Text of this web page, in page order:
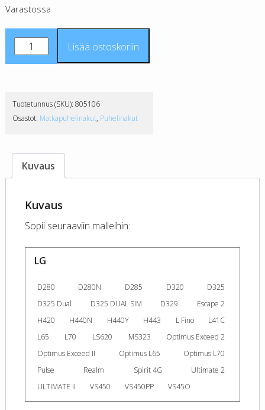
Varastossa
BL-
CS
määrä
Lisää ostoskoriin
Tuotetunnus (SKU): 805106
Osastot: Matkapuhelinakut, Puhelinakut
Kuvaus
Kuvaus
Sopii seuraaviin malleihin:
LG
D280 D280N D285 D320
D325
D325 Dual
D325 DUAL SIM D329
Escape 2
H420
H440N H440Y H443 L Fino
L41C
L65
L70 LS620 MS323
Optimus Exceed 2
Optimus Exceed II
Optimus L65
Optimus L70
Pulse
Realm Spirit 4G
Ultimate 2
ULTIMATE II
VS450 VS450PP VS45O